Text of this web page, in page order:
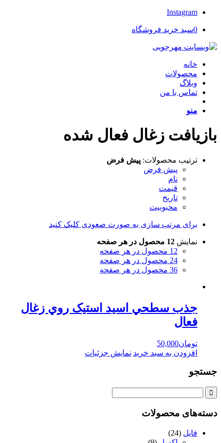
Instagram
0سبد خرید فروشگاه
خانه
محصولات
وبلاگ
تماس با من
منو
بازيافت زغال فعال شده
ترتیب محصولات: پیش فرض
پیش فرض
نام
قیمت
تاریخ
محبوبیت
برای مرتب سازی به صورت صعودی کلیک کنید
نمایش 12 محصول در هر صفحه
12 محصول در هر صفحه
24 محصول در هر صفحه
36 محصول در هر صفحه
جذب سطحي اسيد استيک روي زغال
فعال
تومان50,000
افزودن به سبد خرید نمایش جزئیات
جستجو
دسته‌های محصولات
فایل (24)